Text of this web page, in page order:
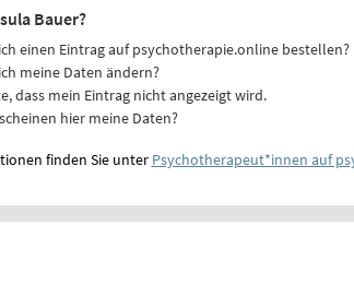
Bauer?
einen Eintrag auf psychotherapie.online bestellen?
meine Daten ändern?
dass mein Eintrag nicht angezeigt wird.
hier meine Daten?
finden Sie unter Psychotherapeut*innen auf